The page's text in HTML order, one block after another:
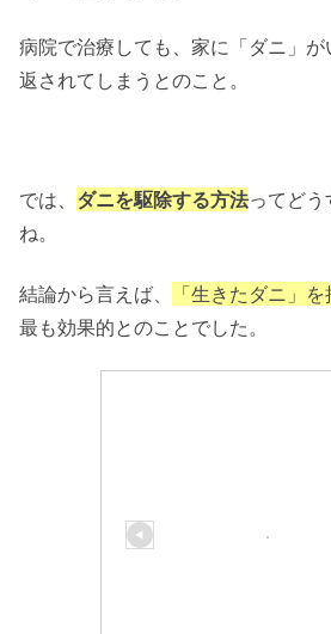
病院で治療しても、家に「ダニ」が
返されてしまうとのこと。
では、 ダニを駆除する方法ってどう
ね。
結論から言えば、 「生きたダニ」
最も効果的とのことでした。